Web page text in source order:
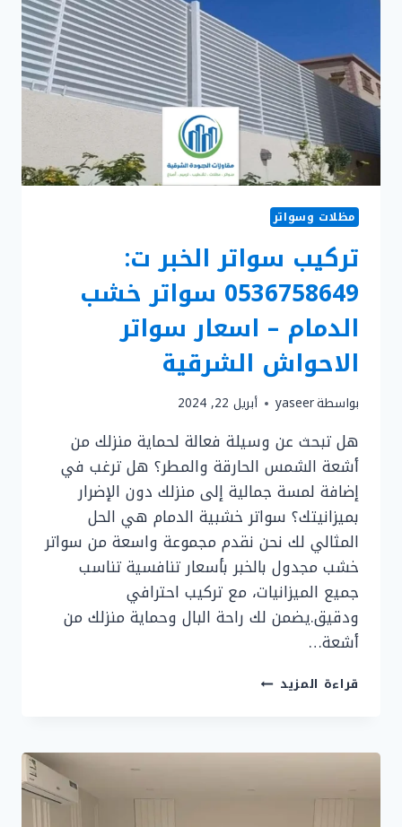
المنازل
الخبر
–
أسعار
عزل
الاسطح
الشرقية
مظلات وسواتر
تركيب سواتر الخبر ت:
0536758649 سواتر خشب
الدمام – اسعار سواتر
الاحواش الشرقية
بواسطةyaseer أبريل 22, 2024
هل تبحث عن وسيلة فعالة لحماية منزلك من
أشعة الشمس الحارقة والمطر؟ هل ترغب في
إضافة لمسة جمالية إلى منزلك دون الإضرار
بميزانيتك؟ سواتر خشبية الدمام هي الحل
المثالي لك نحن نقدم مجموعة واسعة من سواتر
خشب مجدول بالخبر بأسعار تنافسية تناسب
جميع الميزانيات، مع تركيب احترافي
ودقيق.يضمن لك راحة البال وحماية منزلك من
أشعة…
قراءة المزيد تركيب